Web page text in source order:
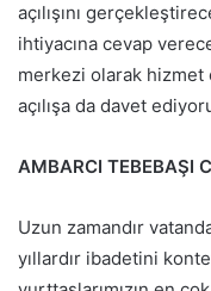
açılışını
ihtiyacına cevap
merkezi olarak
açılışa da davet
AMBARCI TEBEBAŞI
Uzun zamandır
yıllardır ibadetini